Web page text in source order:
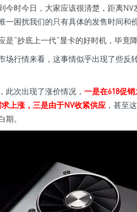
今时今日，大家应该很清楚，距离
一困扰我们的只有具体的发售时间和价
是“抄底上一代”显卡的好时机，毕竟
场行情来看，这事情似乎出现了些反
此次出现了涨价情况， 一是在618促
求上涨，三是由于NV收紧供应 ，甚至
期。